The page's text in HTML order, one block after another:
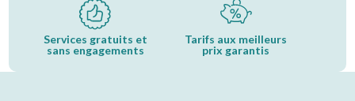
Services gratuits et
sans engagements
Tarifs aux meilleurs
prix garantis